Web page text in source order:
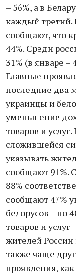
– 56%, а в
каждый третий.
сообщают, что
44%. Среди
31% (в январе –
Главные
последние два
украинцы и
уменьшение
товаров и
сложившейся
указывать
сообщают 91%.
88%
сообщают 47%
белорусов – по
товаров и услуг
жителей
также чаще
проявления,